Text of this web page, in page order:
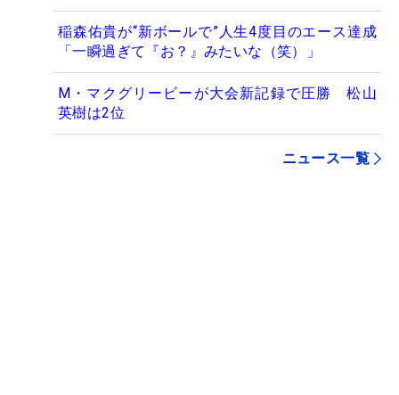
稲森佑貴が“新ボールで”人生4度目のエース達成
「一瞬過ぎて『お？』みたいな（笑）」
M・マクグリービーが大会新記録で圧勝 松山
英樹は2位
ニュース一覧